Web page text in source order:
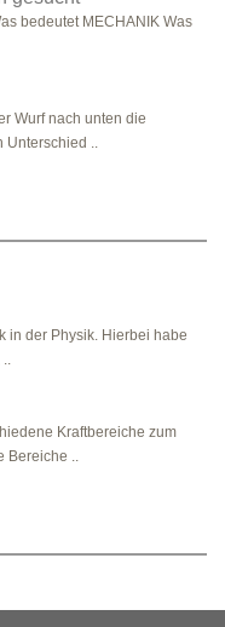
bedeutet MECHANIK Was
Wurf nach unten die
Unterschied ..
in der Physik. Hierbei habe
..
Kraftbereiche zum
Bereiche ..